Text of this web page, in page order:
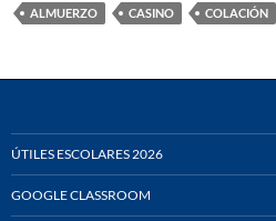
ALMUERZO CASINO COLACIÓN
ÚTILES ESCOLARES 2026
GOOGLE CLASSROOM